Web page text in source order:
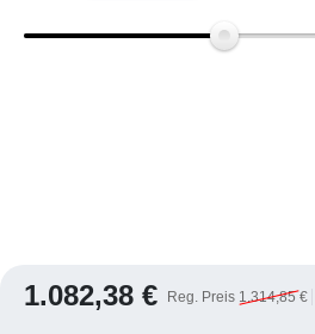
1.082,38 € Reg. Preis 1.314,85 €